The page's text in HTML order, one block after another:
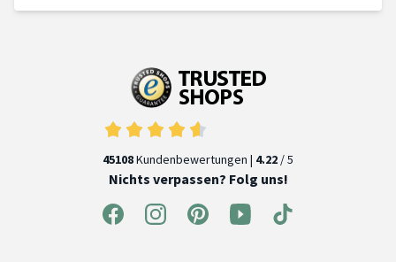
45108Kundenbewertungen | 4.22 / 5
Nichts verpassen? Folg uns!